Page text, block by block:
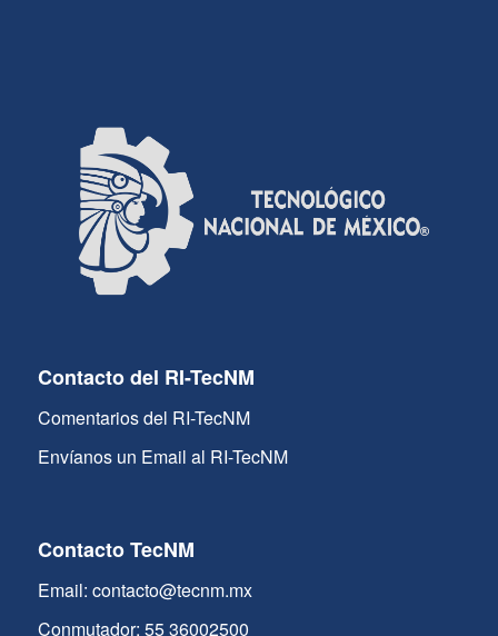
Contacto del RI-TecNM
Comentarios del RI-TecNM
Envíanos un Email al RI-TecNM
Contacto TecNM
Email: contacto@tecnm.mx
Conmutador: 55 36002500